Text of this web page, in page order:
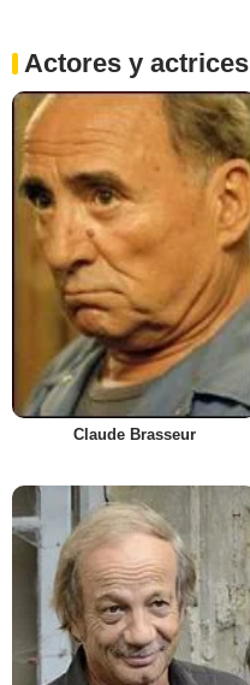
Actores y actrices
Claude Brasseur